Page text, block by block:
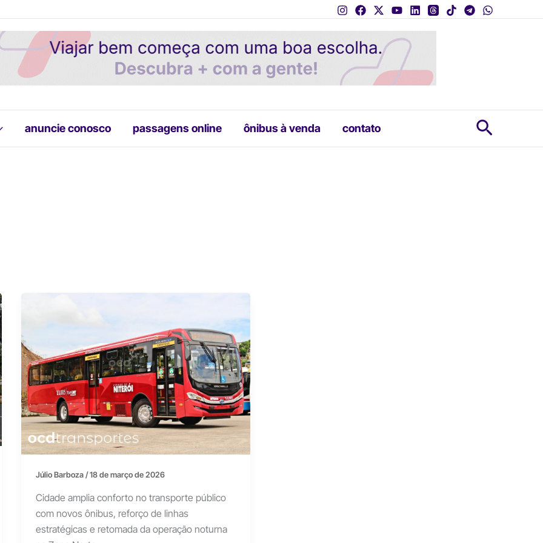
anuncie conosco passagens online ônibus à venda contato
Júlio Barboza/18 de março de 2026
Cidade amplia conforto no transporte público
com novos ônibus, reforço de linhas
estratégicas e retomada da operação noturna